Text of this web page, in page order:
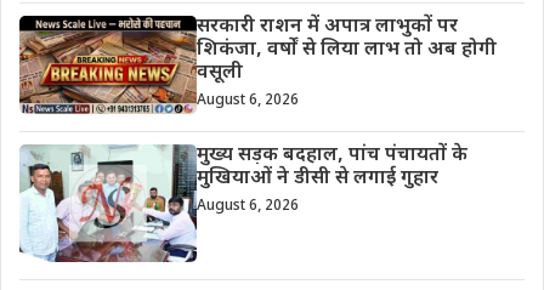
सरकारी राशन में अपात्र लाभुकों पर
शिकंजा, वर्षों से लिया लाभ तो अब होगी
वसूली
August 6, 2026
मुख्य सड़क बदहाल, पांच पंचायतों के
मुखियाओं ने डीसी से लगाई गुहार
August 6, 2026